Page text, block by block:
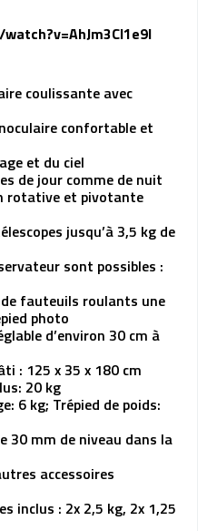
coulissante avec
confortable et
et du ciel
de jour comme de nuit
rotative et pivotante
jusqu’à 3,5 kg de
sont possibles :
fauteuils roulants une
photo
d’environ 30 cm à
: 125 x 35 x 180 cm
20 kg
6 kg; Trépied de poids:
30 mm de niveau dans la
accessoires
inclus : 2x 2,5 kg, 2x 1,25